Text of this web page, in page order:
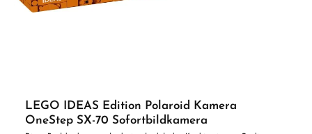
LEGO IDEAS Edition Polaroid Kamera
OneStep SX-70 Sofortbildkamera